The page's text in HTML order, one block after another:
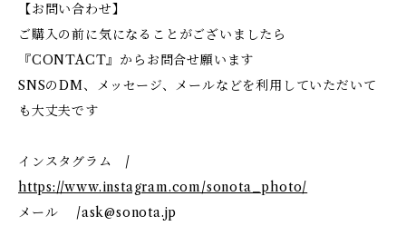
【お問い合わせ】
ご購入の前に気になることがございましたら
『CONTACT』からお問合せ願います
SNSのDM、メッセージ、メールなどを利用していただいて
も大丈夫です
インスタグラム /
https://www.instagram.com/sonota_photo/
メール /ask@sonota.jp